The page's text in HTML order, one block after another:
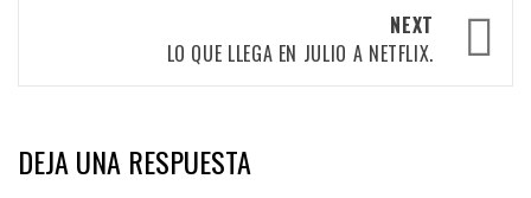
NEXT
LO QUE LLEGA EN JULIO A NETFLIX.
DEJA UNA RESPUESTA